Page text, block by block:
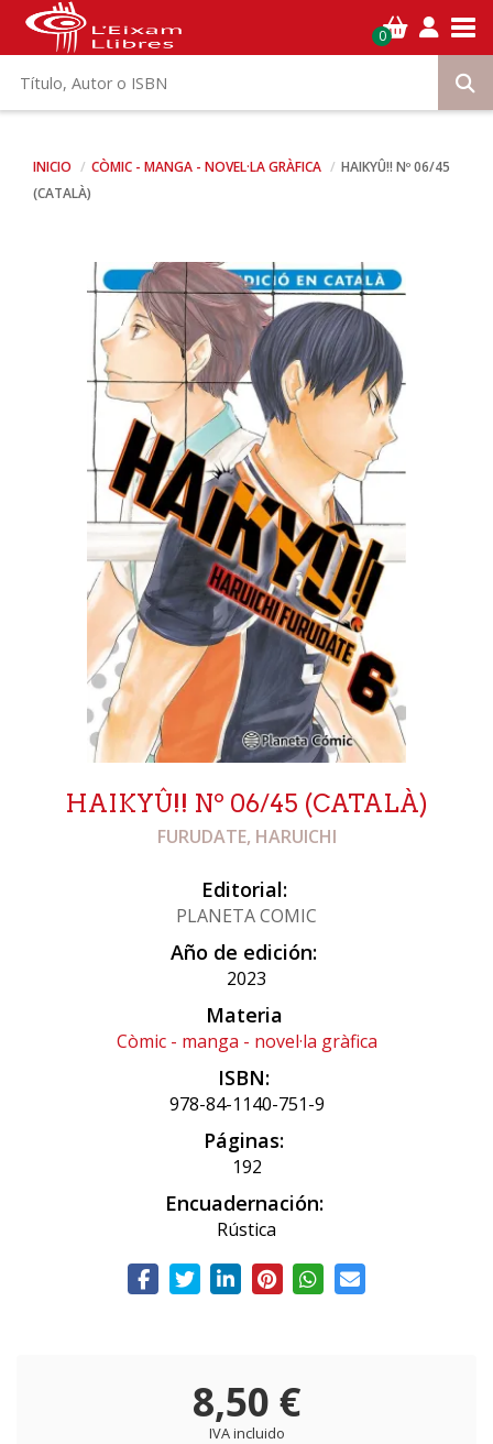
0
INICIO CÒMIC - MANGA - NOVEL·LA GRÀFICA
HAIKYÛ!! Nº 06/45
(CATALÀ)
HAIKYÛ!! Nº 06/45 (CATALÀ)
FURUDATE, HARUICHI
Editorial:
PLANETA COMIC
Año de edición:
2023
Materia
Còmic - manga - novel·la gràfica
ISBN:
978-84-1140-751-9
Páginas:
192
Encuadernación:
Rústica
8,50 €
IVA incluido